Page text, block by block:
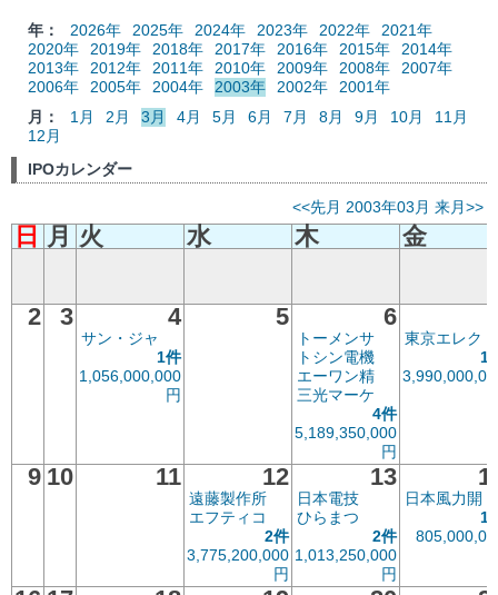
年： 2026年 2025年 2024年 2023年 2022年
2021年
2020年
2019年 2018年 2017年 2016年 2015年
2014年
2013年
2012年 2011年 2010年 2009年 2008年
2007年
2006年
2005年 2004年 2003年 2002年
2001年
月：
1月 2月 3月 4月 5月 6月 7月 8月 9月 10月
11月
12月
IPOカレンダー
<<先月 2003年03月 来月>>
日 月 火 水 木 金
2 3 4
サン・ジャ
1件
1,056,000,000
円
5 6
トーメンサ
トシン電機
エーワン精
三光マーケ
4件
5,189,350,000
円
東京エレク
1
9 10 11 12
遠藤製作所
エフティコ
2件
3,775,200,000
円
13
日本電技
ひらまつ
2件
1,013,250,000
円
日本風力開
1